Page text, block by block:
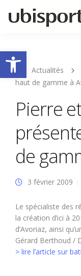
Ouvrir la
Actualités
haut de gamme à
Pierre
de
3 février 2009
Le spécialiste des
la création d’ici à
d’Avoriaz, ainsi
Gérard Berthoud /
> lire l’article sur